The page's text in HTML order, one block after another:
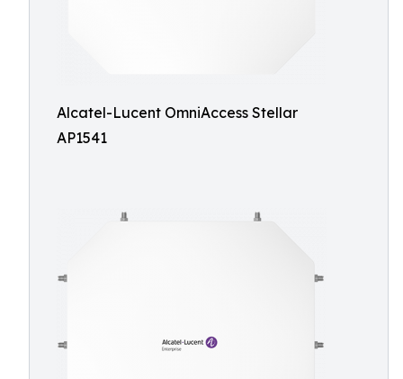
Alcatel-Lucent OmniAccess Stellar
AP1541